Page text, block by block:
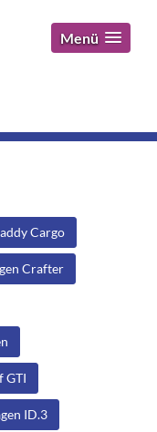
Menü
Cargo
Crafter
GTI
ID.3